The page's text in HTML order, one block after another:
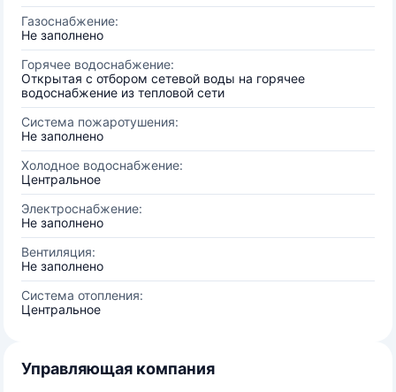
Газоснабжение:
Не заполнено
Горячее водоснабжение:
Открытая с отбором сетевой воды на горячее
водоснабжение из тепловой сети
Система пожаротушения:
Не заполнено
Холодное водоснабжение:
Центральное
Электроснабжение:
Не заполнено
Вентиляция:
Не заполнено
Система отопления:
Центральное
Управляющая компания